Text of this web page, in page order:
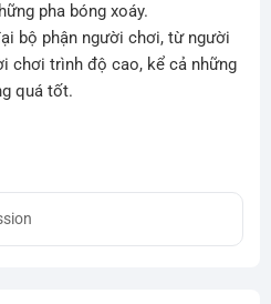
pha bóng xoáy.
bộ phận người chơi, từ người
chơi trình độ cao, kể cả những
quá tốt.